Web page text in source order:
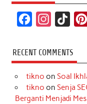
c
e
b
s
t
a
k
T
o
k
RECENT COMMENTS
tikno on Soal
tikno on Senja
Berganti Menjadi